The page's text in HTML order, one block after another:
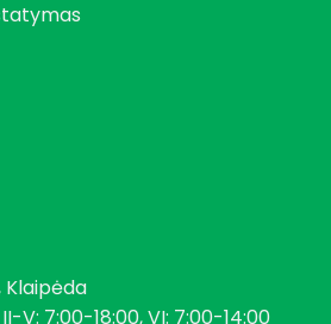
Klaipėda
V: 7:00-18:00, VI: 7:00-14:00